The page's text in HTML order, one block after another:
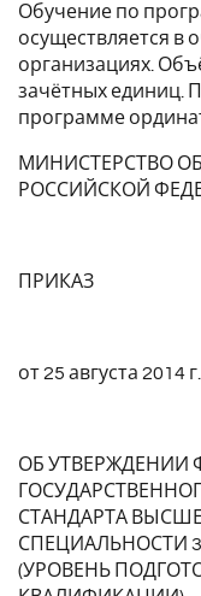
Обучение по
осуществляется в
организациях.
зачётных единиц.
программе
МИНИСТЕРСТВО
РОССИЙСКОЙ
ПРИКАЗ
от 25 августа 2014
ОБ УТВЕРЖДЕНИИ
СТАНДАРТА
СПЕЦИАЛЬНОСТИ
(УРОВЕНЬ